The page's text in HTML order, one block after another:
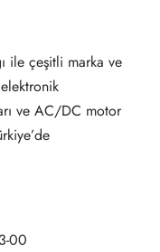
ile çeşitli marka ve
ve AC/DC motor
00